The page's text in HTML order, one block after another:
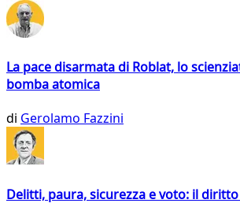
La pace disarmata di Roblat, lo
bomba atomica
di Gerolamo Fazzini
Delitti, paura, sicurezza e voto: il